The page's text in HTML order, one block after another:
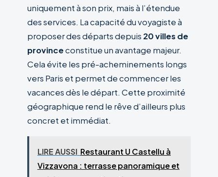
uniquement à son prix, mais à l’étendue
des services. La capacité du voyagiste à
proposer des départs depuis 20 villes de
provinceconstitue un avantage majeur.
Cela évite les pré-acheminements longs
vers Paris et permet de commencer les
vacances dès le départ. Cette proximité
géographique rend le rêve d’ailleurs plus
concret et immédiat.
LIRE AUSSI Restaurant U Castellu à
Vizzavona : terrasse panoramique et